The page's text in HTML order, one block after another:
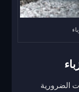
الضرورية